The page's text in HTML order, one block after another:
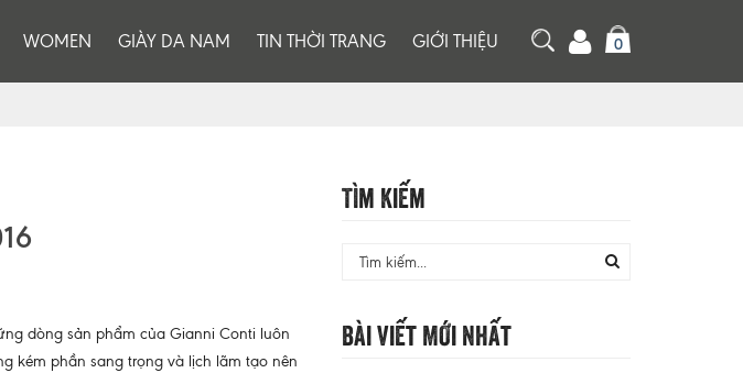
WOMEN GIÀY DA NAM TIN THỜI TRANG GIỚI THIỆU 0
dòng sản phẩm của Gianni Conti luôn
kém phần sang trọng và lịch lãm tạo nên
Tìm Kiếm
Bài Viết Mới Nhất